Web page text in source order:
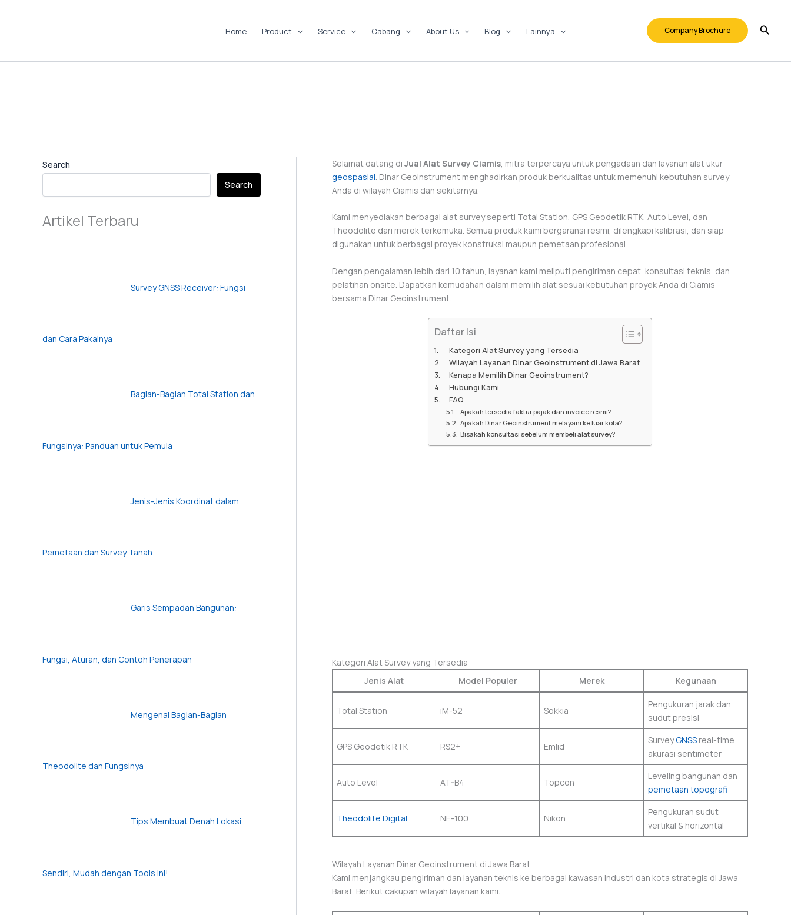
Home Product Service Cabang About Us Blog Lainnya Company Brochure
Search
Search
Artikel Terbaru
Survey GNSS Receiver: Fungsi
dan Cara Pakainya
Bagian-Bagian Total Station dan
Fungsinya: Panduan untuk Pemula
Jenis-Jenis Koordinat dalam
Pemetaan dan Survey Tanah
Garis Sempadan Bangunan:
Fungsi, Aturan, dan Contoh Penerapan
Mengenal Bagian-Bagian
Theodolite dan Fungsinya
Tips Membuat Denah Lokasi
Sendiri, Mudah dengan Tools Ini!
Selamat datang di Jual Alat Survey Ciamis, mitra terpercaya untuk pengadaan dan layanan alat ukur
geospasial. Dinar Geoinstrument menghadirkan produk berkualitas untuk memenuhi kebutuhan survey
Anda di wilayah Ciamis dan sekitarnya.
Kami menyediakan berbagai alat survey seperti Total Station, GPS Geodetik RTK, Auto Level, dan
Theodolite dari merek terkemuka. Semua produk kami bergaransi resmi, dilengkapi kalibrasi, dan siap
digunakan untuk berbagai proyek konstruksi maupun pemetaan profesional.
Dengan pengalaman lebih dari 10 tahun, layanan kami meliputi pengiriman cepat, konsultasi teknis, dan
pelatihan onsite. Dapatkan kemudahan dalam memilih alat sesuai kebutuhan proyek Anda di Ciamis
bersama Dinar Geoinstrument.
Daftar Isi
Kategori Alat Survey yang Tersedia
Wilayah Layanan Dinar Geoinstrument di Jawa Barat
Kenapa Memilih Dinar Geoinstrument?
Hubungi Kami
FAQ
Apakah tersedia faktur pajak dan invoice resmi?
Apakah Dinar Geoinstrument melayani ke luar kota?
Bisakah konsultasi sebelum membeli alat survey?
Kategori Alat Survey yang Tersedia
Jenis Alat
Model Populer Merek Kegunaan
Total Station iM-52 Sokkia
Pengukuran jarak dan
sudut presisi
GPS Geodetik RTK RS2+ Emlid
SurveyGNSS real-time
akurasi sentimeter
Auto Level AT-B4 Topcon
Leveling bangunan dan
pemetaan topografi
Theodolite Digital NE-100 Nikon
Pengukuran sudut
vertikal & horizontal
Wilayah Layanan Dinar Geoinstrument di Jawa Barat
Kami menjangkau pengiriman dan layanan teknis ke berbagai kawasan industri dan kota strategis di Jawa
Barat. Berikut cakupan wilayah layanan kami: